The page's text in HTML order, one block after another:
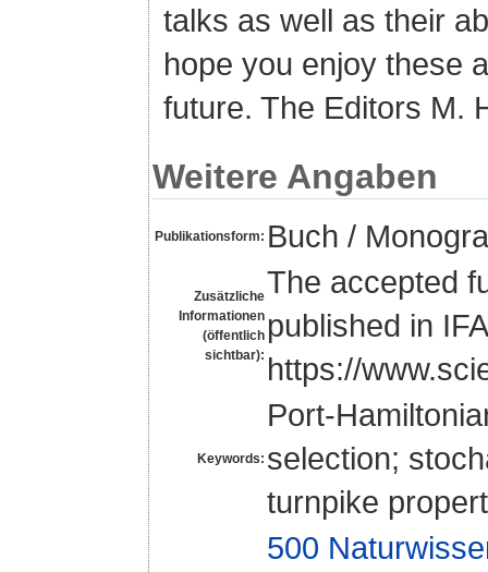
talks as well as their
hope you enjoy these
future. The Editors M.
Weitere Angaben
Publikationsform: Buch /
Zusätzliche
Informationen
(öffentlich
sichtbar):
The accepted
published in
https://
Keywords:
Port-
selection;
turnpike
500